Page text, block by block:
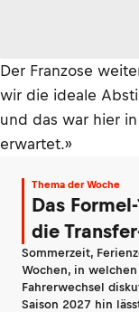
Der Franzose
wir die ideale
und das war hier
erwartet.»
Thema der Woche
Das
die
Sommerzeit,
Wochen, in
Fahrerwechsel
Saison 2027 hin